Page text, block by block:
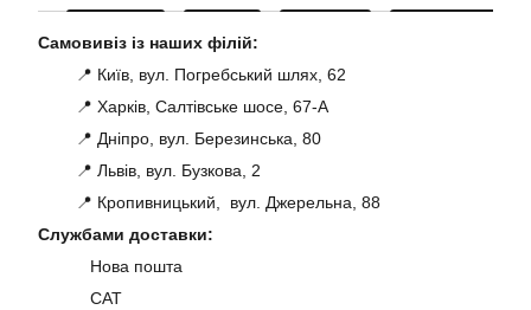
Самовивіз із наших філій:
📍 Київ, вул. Погребський шлях, 62
📍 Харків, Салтівське шосе, 67-А
📍 Дніпро, вул. Березинська, 80
📍 Львів, вул. Бузкова, 2
📍 Кропивницький, вул. Джерельна, 88
Службами доставки:
Нова пошта
САТ